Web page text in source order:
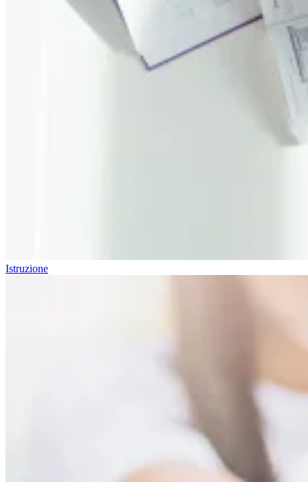
Istruzione